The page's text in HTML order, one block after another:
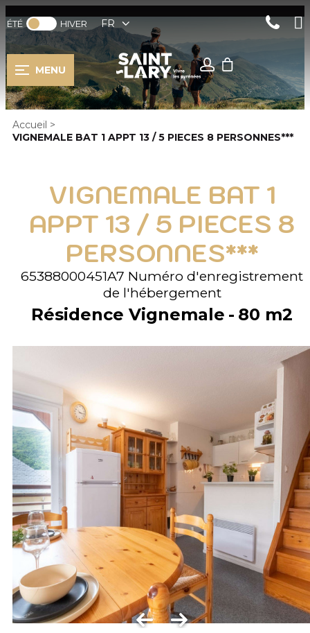
ÉTÉ HIVER FR
MENU
Accueil >
VIGNEMALE BAT 1 APPT 13 / 5 PIECES 8 PERSONNES***
VIGNEMALE BAT 1
APPT 13 / 5 PIECES 8
PERSONNES***
65388000451A7 Numéro d'enregistrement
de l'hébergement
Résidence Vignemale 80 m2